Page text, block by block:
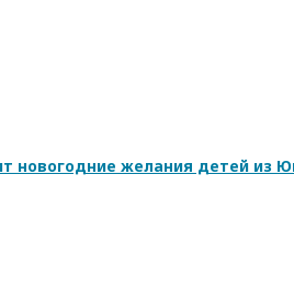
новогодние желания детей из